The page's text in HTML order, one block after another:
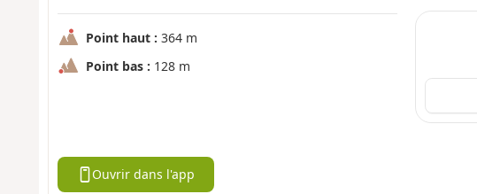
Point haut : 364 m
Point bas : 128 m
Ouvrir dans l'app